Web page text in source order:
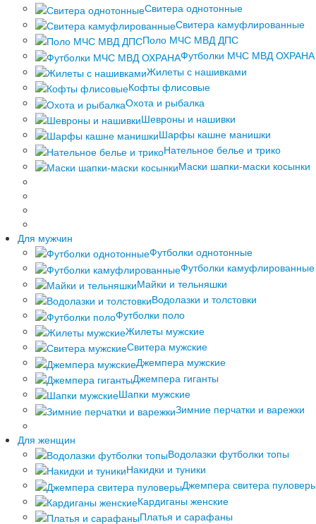
Свитера однотонные
Свитера камуфлированные
Поло МЧС МВД ДПС
Футболки МЧС МВД ОХРАНА
Жилеты с нашивками
Кофты флисовые
Охота и рыбалка
Шевроны и нашивки
Шарфы кашне манишки
Нательное белье и трико
Маски шапки-маски косынки
Для мужчин
Футболки однотонные
Футболки камуфлированные
Майки и тельняшки
Водолазки и толстовки
Футболки поло
Жилеты мужские
Свитера мужские
Джемпера мужские
Джемпера гиганты
Шапки мужские
Зимние перчатки и варежки
Для женщин
Водолазки футболки топы
Накидки и туники
Джемпера свитера
Кардиганы женские
Платья и сарафаны